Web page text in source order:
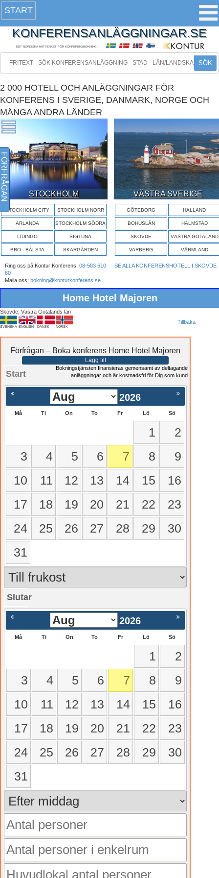
START
KONFERENSANLÄGGNINGAR.SE
DET NORDISKA NÄTVERKET FÖR KONFERENSBOKNING
SÖK
2 000 HOTELL OCH ANLÄGGNINGAR FÖR
KONFERENS I SVERIGE, DANMARK, NORGE OCH
MÅNGA ANDRA LÄNDER
STOCKHOLM
STOCKHOLM CITY STOCKHOLM NORR
ARLANDA STOCKHOLM SÖDRA
LIDINGÖ SIGTUNA
BRO - BÅLSTA SKÄRGÅRDEN
VÄSTRA SVERIGE
GÖTEBORG HALLAND
BOHUSLÄN HALMSTAD
SKÖVDE VÄSTRA GÖTALAND
VARBERG VÄRMLAND
Ring oss på Kontur Konferens: 08-583 610
60
Maila oss: bokning@konturkonferens.se
SE ALLA KONFERENSHOTELL I SKÖVDE
Home Hotel Majoren
Skövde, Västra Götalands län
SVENSKA ENGLISH DANSK NORSK
Tillbaka
FÖRFRÅGAN
Förfrågan – Boka konferens Home Hotel Majoren
Lägg till
Start
Bokningstjänsten finansieras gemensamt av deltagande
anläggningar och är kostnadsfri för Dig som kund
2026
Må Ti On To Fr Lö Sö
1
2
3
4 5 6 7 8
9
10
11 12 13 14 15
16
17
18 19 20 21 22
23
24
25 26 27 28 29
30
31
Slutar
Nästa >
2026
Må Ti On To Fr Lö Sö
1
2
3
4 5 6 7 8
9
10
11 12 13 14 15
16
17
18 19 20 21 22
23
24
25 26 27 28 29
30
31